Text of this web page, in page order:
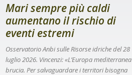
Mari sempre più caldi
aumentano il rischio di
eventi estremi
Osservatorio Anbi sulle Risorse idriche del 28
luglio 2026. Vincenzi: «L’Europa mediterranea
brucia. Per salvaguardare i territori bisogna